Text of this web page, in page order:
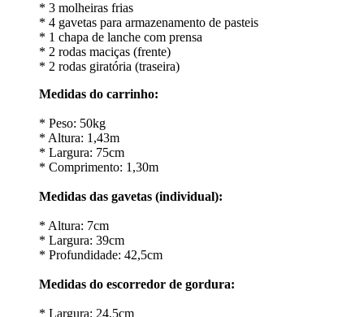
* 3 molheiras frias
* 4 gavetas para armazenamento de pasteis
* 1 chapa de lanche com prensa
* 2 rodas maciças (frente)
* 2 rodas giratória (traseira)
Medidas do carrinho:
* Peso: 50kg
* Altura: 1,43m
* Largura: 75cm
* Comprimento: 1,30m
Medidas das gavetas (individual):
* Altura: 7cm
* Largura: 39cm
* Profundidade: 42,5cm
Medidas do escorredor de gordura:
* Largura: 24,5cm